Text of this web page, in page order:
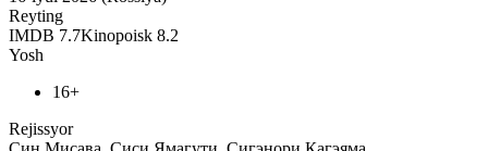
Reyting
IMDB 7.7Kinopoisk 8.2
Yosh
16+
Rejissyor